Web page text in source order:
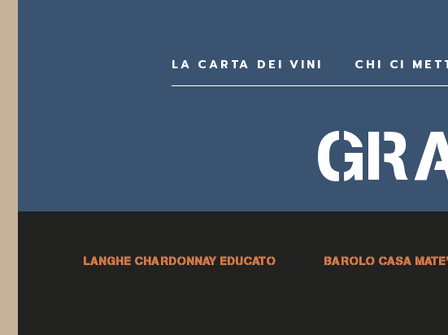
LA CARTA DEI VINI CHI CI
LANGHE CHARDONNAY EDUCATO BAROLO CASA MATE’